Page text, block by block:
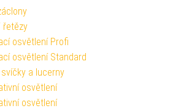
řetězy
osvětlení Profi
osvětlení Standard
a lucerny
osvětlení
osvětlení